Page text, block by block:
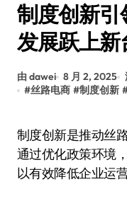
制度创新引
发展跃上新
由 dawei 8 月 2, 2025
#丝路电商 #制度创新
制度创新是推动丝路电商高质量发展的关键动力。
通过优化政策环境
以有效降低企业运